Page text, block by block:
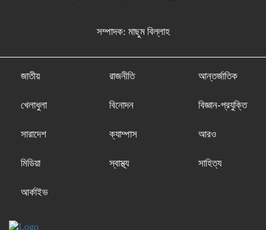
সম্পাদক: মাছুম বিল্লাহ
জাতীয় রাজনীতি আন্তর্জাতিক
খেলাধুলা বিনোদন বিজ্ঞান-প্রযুক্তি
সারাদেশ ক্যাম্পাস আরও
মিডিয়া স্বাস্থ্য সাহিত্য
আর্কাইভ